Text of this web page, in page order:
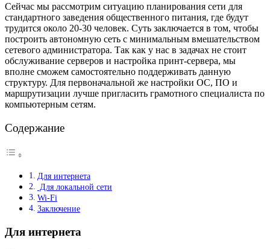
Сейчас мы рассмотрим ситуацию планирования сети для
стандартного заведения общественного питания, где будут
трудится около 20-30 человек. Суть заключается в том, чтобы
построить автономную сеть с минимальным вмешательством
сетевого администратора. Так как у нас в задачах не стоит
обслуживание серверов и настройка принт-сервера, мы
вполне сможем самостоятельно поддерживать данную
структуру. Для первоначальной же настройки ОС, ПО и
маршрутизации лучше пригласить грамотного специалиста по
компьютерным сетям.
Содержание
Для интернета
Для локальной сети
Wi-Fi
Заключение
Для интернета